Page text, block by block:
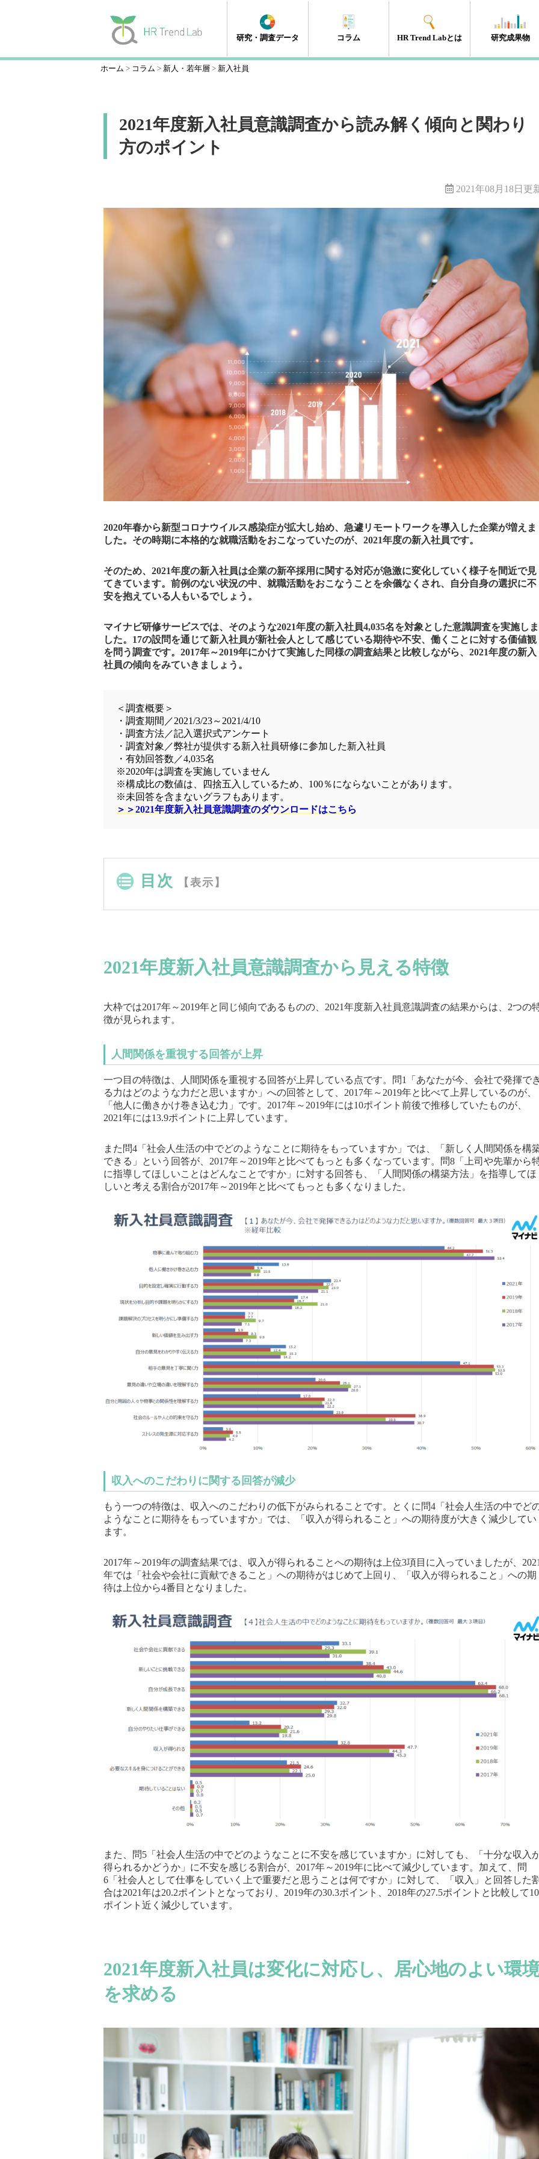
研究・調査データ コラム HR Trend Labとは 研究成果物
ホーム コラム 新人・若年層 新入社員
2021年度新入社員意識調査から読み解く傾向と関わり
方のポイント
2021年08月18日更
2020年春から新型コロナウイルス感染症が拡大し始め、急遽リモートワークを導入した企業が増えま
した。その時期に本格的な就職活動をおこなっていたのが、2021年度の新入社員です。
そのため、2021年度の新入社員は企業の新卒採用に関する対応が急激に変化していく様子を間近で見
てきています。前例のない状況の中、就職活動をおこなうことを余儀なくされ、自分自身の選択に不
安を抱えている人もいるでしょう。
マイナビ研修サービスでは、そのような2021年度の新入社員4,035名を対象とした意識調査を実施しま
した。17の設問を通じて新入社員が新社会人として感じている期待や不安、働くことに対する価値観
を問う調査です。2017年～2019年にかけて実施した同様の調査結果と比較しながら、2021年度の新入
社員の傾向をみていきましょう。
＜調査概要＞
・調査期間／2021/3/23～2021/4/10
・調査方法／記入選択式アンケート
・調査対象／弊社が提供する新入社員研修に参加した新入社員
・有効回答数／4,035名
※2020年は調査を実施していません
※構成比の数値は、四捨五入しているため、100％にならないことがあります。
※未回答を含まないグラフもあります。
＞＞2021年度新入社員意識調査のダウンロードはこちら
目次 【表示】
2021年度新入社員意識調査から見える特徴
大枠では2017年～2019年と同じ傾向であるものの、2021年度新入社員意識調査の結果からは、2つの
徴が見られます。
人間関係を重視する回答が上昇
一つ目の特徴は、人間関係を重視する回答が上昇している点です。問1「あなたが今、会社で発揮で
る力はどのような力だと思いますか」への回答として、2017年～2019年と比べて上昇しているのが、
「他人に働きかけ巻き込む力」です。2017年～2019年には10ポイント前後で推移していたものが、
2021年には13.9ポイントに上昇しています。
また問4「社会人生活の中でどのようなことに期待をもっていますか」では、「新しく人間関係を構
できる」という回答が、2017年～2019年と比べてもっとも多くなっています。問8「上司や先輩から
に指導してほしいことはどんなことですか」に対する回答も、「人間関係の構築方法」を指導してほ
しいと考える割合が2017年～2019年と比べてもっとも多くなりました。
収入へのこだわりに関する回答が減少
もう一つの特徴は、収入へのこだわりの低下がみられることです。とくに問4「社会人生活の中でど
ようなことに期待をもっていますか」では、「収入が得られること」への期待度が大きく減少してい
ます。
2017年～2019年の調査結果では、収入が得られることへの期待は上位3項目に入っていましたが、
年では「社会や会社に貢献できること」への期待がはじめて上回り、「収入が得られること」への期
待は上位から4番目となりました。
また、問5「社会人生活の中でどのようなことに不安を感じていますか」に対しても、「十分な収入
得られるかどうか」に不安を感じる割合が、2017年～2019年に比べて減少しています。加えて、問
6「社会人として仕事をしていく上で重要だと思うことは何ですか」に対して、「収入」と回答した
合は2021年は20.2ポイントとなっており、2019年の30.3ポイント、2018年の27.5ポイントと比較して10
ポイント近く減少しています。
2021年度新入社員は変化に対応し、居心地のよい環
を求める